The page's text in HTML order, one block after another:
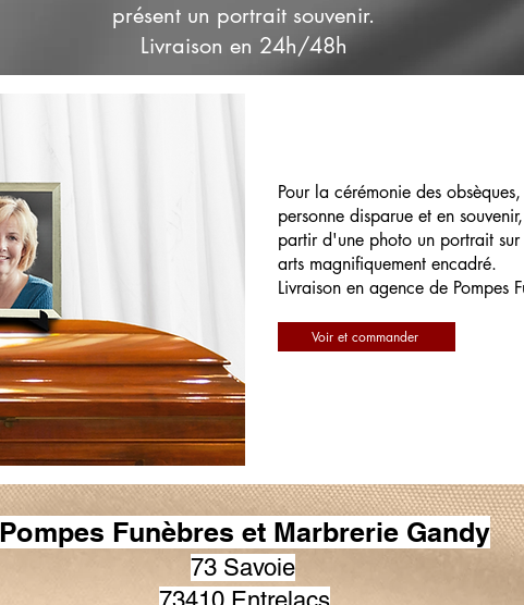
présent un portrait souvenir.
Livraison en 24h/48h
Pour la cérémonie des
personne disparue et en
partir d'une photo un portrait
arts magnifiquement encadré.
Livraison en agence de Pompes
Voir et commander
Funèbres et Marbrerie Gandy
73 Savoie